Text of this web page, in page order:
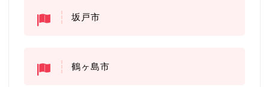
坂戸市
鶴ヶ島市